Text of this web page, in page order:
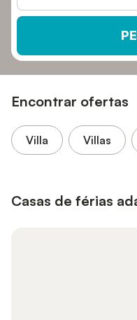
Encontrar ofertas
Villa Villas
Casas de férias